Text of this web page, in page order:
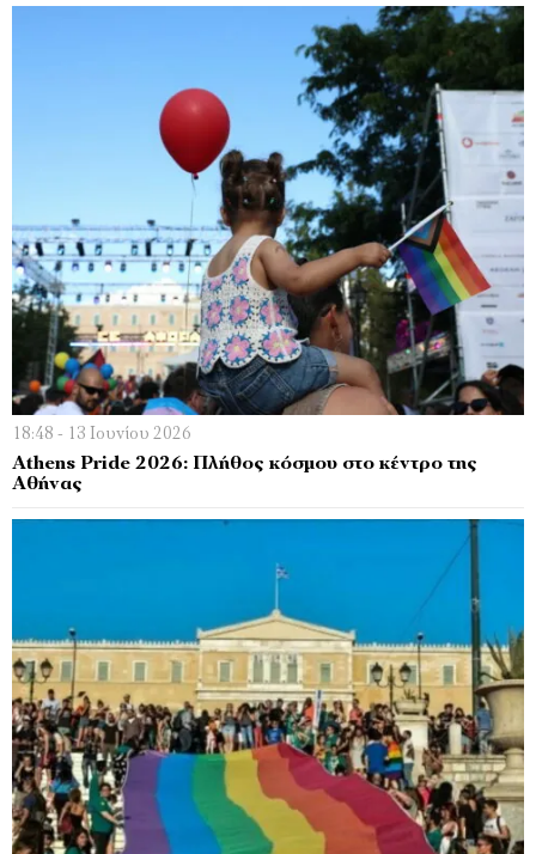
18:48 - 13 Ιουνίου 2026
Athens Pride 2026: Πλήθος κόσμου στο κέντρο της
Αθήνας